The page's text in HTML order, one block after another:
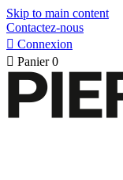
Skip to main content
Contactez-nous
 Connexion
 Panier 0